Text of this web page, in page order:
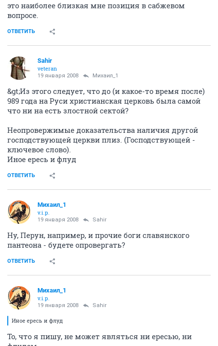
это наиболее близкая мне позиция в сабжевом
вопросе.
ОТВЕТИТЬ
Sahir
veteran
19 января 2008 Михаил_1
&gt;Из этого следует, что до (и какое-то время после)
989 года на Руси христианская церковь была самой
что ни на есть злостной сектой?
Неопровержимые доказательства наличия другой
господствующей церкви плиз. (Господствующей -
ключевое слово).
Иное ересь и флуд
ОТВЕТИТЬ
Михаил_1
v.i.p.
19 января 2008 Sahir
Ну, Перун, например, и прочие боги славянского
пантеона - будете опровергать?
ОТВЕТИТЬ
Михаил_1
v.i.p.
19 января 2008 Sahir
Иное ересь и флуд
То, что я пишу, не может являться ни ересью, ни